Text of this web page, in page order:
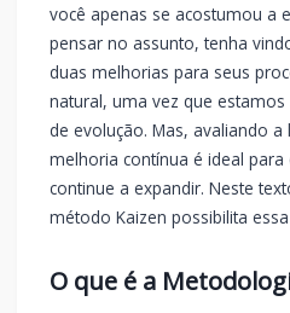
você apenas se acostumou a
pensar no assunto, tenha
duas melhorias para seus
natural, uma vez que
de evolução. Mas, avaliando
melhoria contínua é ideal
continue a expandir. Neste
método Kaizen possibilita
O que é a